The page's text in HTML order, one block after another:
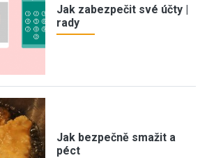
Jak zabezpečit své účty |
rady
Jak bezpečně smažit a
péct